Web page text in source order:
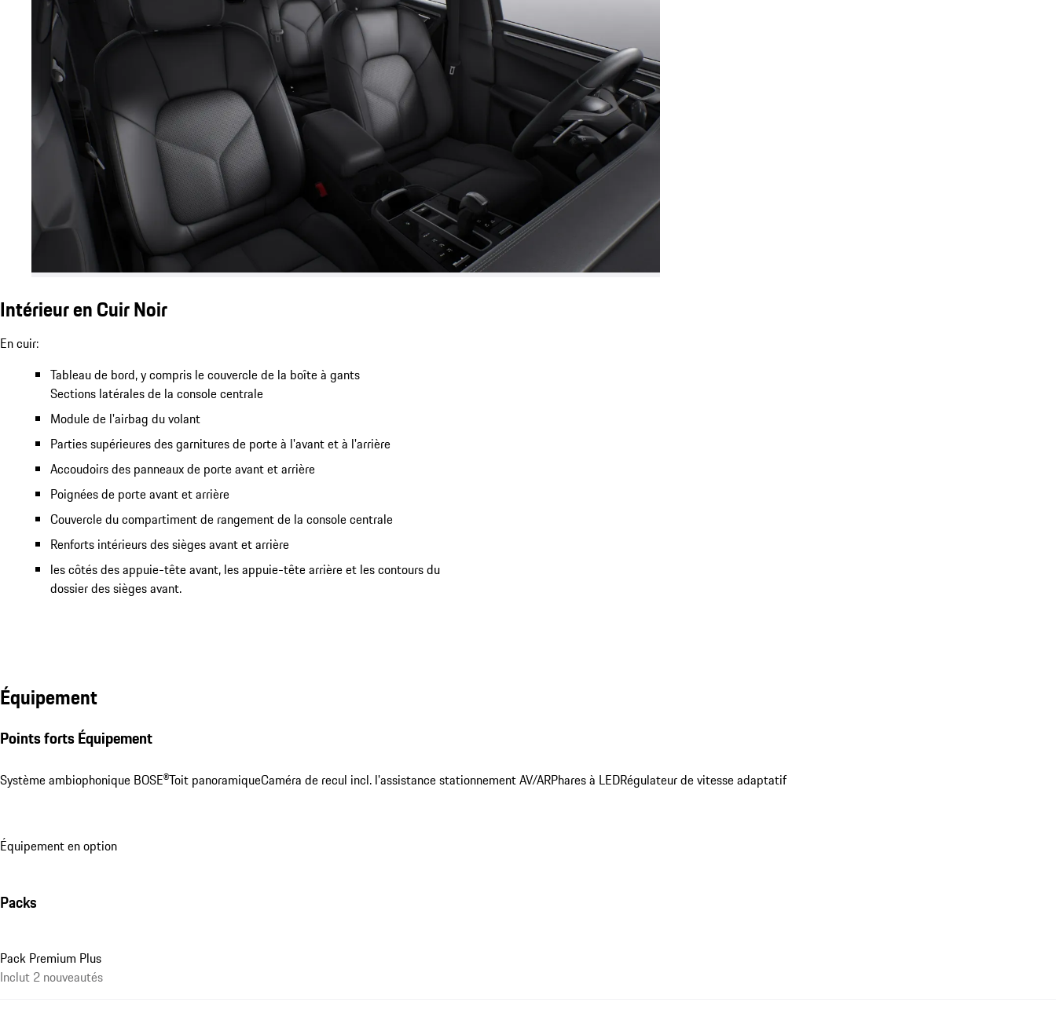
Intérieur en Cuir Noir
En cuir:
Tableau de bord, y compris le couvercle de la boîte à gants
Sections latérales de la console centrale
Module de l'airbag du volant
Parties supérieures des garnitures de porte à l'avant et à l'arrière
Accoudoirs des panneaux de porte avant et arrière
Poignées de porte avant et arrière
Couvercle du compartiment de rangement de la console centrale
Renforts intérieurs des sièges avant et arrière
les côtés des appuie-tête avant, les appuie-tête arrière et les contours du
dossier des sièges avant.
Équipement
Points forts Équipement
Système ambiophonique BOSE®Toit panoramiqueCaméra de recul incl. l'assistance stationnement AV/ARPhares à LEDRégulateur de vitesse adaptatif
Équipement en option
Packs
Pack Premium Plus
Inclut 2 nouveautés